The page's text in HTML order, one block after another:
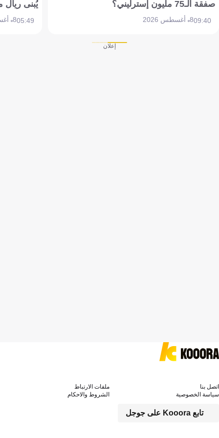
صفقة الـ75 مليون إسترليني؟
09:408 أغسطس 2026
يُبنى ريال
05:498 أغسطس 2026
إعلان
تابع Kooora على جوجل
اتصل بنا
ملفات الارتباط
سياسة الخصوصية
الشروط والاحكام